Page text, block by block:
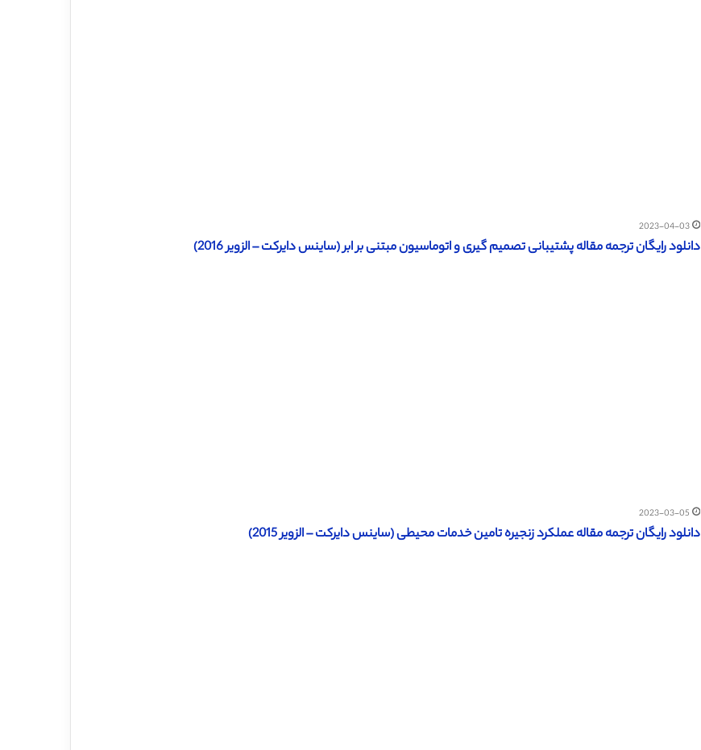
2023-04-03
دانلود رایگان ترجمه مقاله پشتیبانی تصمیم گیری و اتوماسیون مبتنی بر ابر (ساینس دایرکت – الزویر 2016)
2023-03-05
دانلود رایگان ترجمه مقاله عملکرد زنجیره تامین خدمات محیطی (ساینس دایرکت – الزویر 2015)